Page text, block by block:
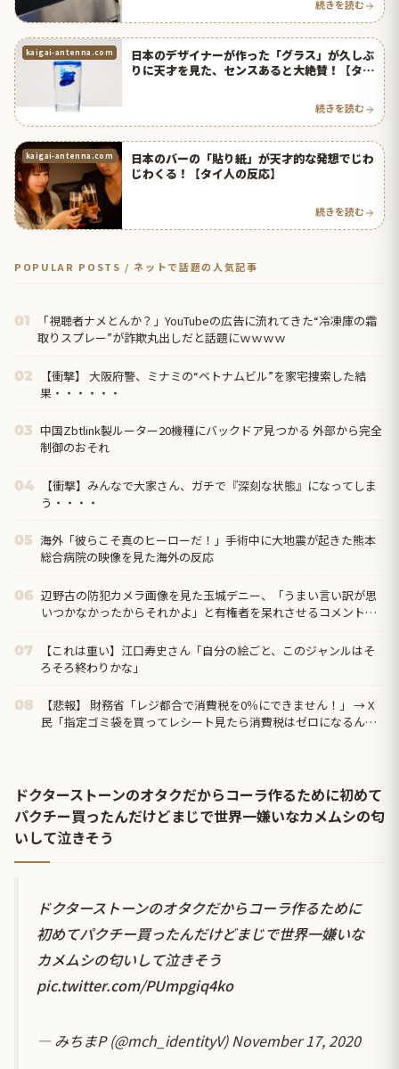
続きを読む
kaigai-antenna.com
日本のデザイナーが作った「グラス」が久しぶ
りに天才を見た、センスあると大絶賛！【タイ
続きを読む
kaigai-antenna.com
日本のバーの「貼り紙」が天才的な発想でじわ
じわくる！【タイ人の反応】
続きを読む
POPULAR POSTS / ネットで話題の人気記事
01
「視聴者ナメとんか？」YouTubeの広告に流れてきた“冷凍庫の霜
取りスプレー”が詐欺丸出しだと話題にｗｗｗｗ
02
【衝撃】 大阪府警、ミナミの“ベトナムビル”を家宅捜索した結
果・・・・・・
03 中国Zbtlink製ルーター20機種にバックドア見つかる 外部から完全
制御のおそれ
04
【衝撃】みんなで大家さん、ガチで『深刻な状態』になってしま
う・・・・
05 海外「彼らこそ真のヒーローだ！」手術中に大地震が起きた熊本
総合病院の映像を見た海外の反応
06 辺野古の防犯カメラ画像を見た玉城デニー、「うまい言い訳が思
いつかなかったからそれかよ」と有権者を呆れさせるコメント
07
【これは重い】江口寿史さん「自分の絵ごと、このジャンルはそ
ろそろ終わりかな」
08
【悲報】 財務省「レジ都合で消費税を0％にできません！」 → X
民「指定ゴミ袋を買ってレシート見たら消費税はゼロになるんだ
ドクターストーンのオタクだからコーラ作るために初めて
パクチー買ったんだけどまじで世界一嫌いなカメムシの匂
いして泣きそう
ドクターストーンのオタクだからコーラ作るために
初めてパクチー買ったんだけどまじで世界一嫌いな
カメムシの匂いして泣きそう
pic.twitter.com/PUmpgiq4ko
— みちまP (@mch_identityV)November 17, 2020